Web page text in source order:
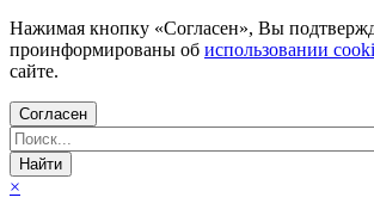
Нажимая кнопку «Согласен», Вы
проинформированы об использовании
сайте.
Согласен
×